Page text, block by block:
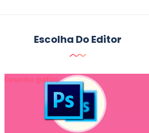
Escolha Do Editor
Desenho gráfico